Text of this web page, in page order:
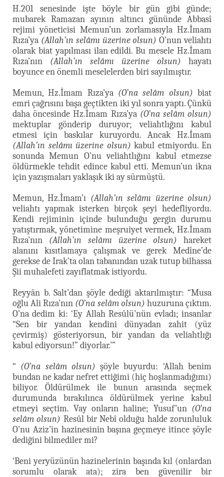
H.201 senesinde işte böyle bir gün gibi günde;
mubarek Ramazan ayının altıncı gününde Abbasî
rejimi yöneticisi Memun’un zorlamasıyla Hz.İmam
Rıza’ya (Allah’ın selâmı üzerine olsun) O’nun veliahtı
olarak biat yapılması ilan edildi. Bu mesele Hz.İmam
Rıza’nın (Allah’ın selâmı üzerine olsun) hayatı
boyunce en önemli meselelerden biri sayılmıştır.
Memun, Hz.İmam Rıza’ya (O’na selâm olsun) biat
emri çağrısını başa geçtikten iki yıl sonra yaptı. Çünkü
daha öncesinde Hz.İmam Rıza’ya (O’na selâm olsun)
mektuplar gönderip duruyor; veliahtlığını kabul
etmesi için baskılar kuruyordu. Ancak Hz.İmam
(Allah’ın selâmı üzerine olsun) kabul etmiyordu. En
sonunda Memun O’nu veliahtlığını kabul etmezse
öldürmekle tehdit edince kabul etti. Memun’un ikna
için yazışmaları yaklaşık iki ay sürmüştü.
Memun, Hz.İmam’ı (Allah’ın selâmı üzerine olsun)
veliahtı yapmak isterken birçok şeyi hedefliyordu.
Kendi rejiminin içinde bulunduğu gergin durumu
yatıştırmak, yönetimine meşruiyet vermek, Hz.İmam
Rıza’nın (Allah’ın selâmı üzerine olsun) hareket
alanını kısıtlamaya çalışmak ve gerek Medîne’de
gerekse de Irak’ta olan tabanından uzak tutup bilhassa
Şii muhalefeti zayıflatmak istiyordu.
Reyyân b. Salt’dan şöyle dediği aktarılmıştır: “Musa
oğlu Ali Rıza’nın (O’na selâm olsun) huzuruna çıktım.
O’na dedim ki: ‘Ey Allah Resûlü’nün evladı; insanlar
“Sen bir yandan kendini dünyadan zahit (yüz
çevirmiş) gösteriyorsun, bir yandan da veliahtlığı
kabul ediyorsun!” diyorlar.’”
“ (O’na selâm olsun) şöyle buyurdu: ‘Allah benim
bundan ne kadar nefret ettiğimi (hiç hoşlanmadığımı)
biliyor. Öldürülmek ile bunun arasında seçmek
durumunda bırakılınca öldürülmek yerine kabul
etmeyi seçtim. Vay onların haline; Yusuf’un (O’na
selâm olsun) Resûl bir Nebî olduğu halde zorunluluk
O’nu Aziz’in hazinesinin başına geçmeye itince şöyle
dediğini bilmediler mi?
‘Beni yeryüzünün hazinelerinin başında kıl (onlardan
sorumlu olarak ata); zira ben güvenilir bir